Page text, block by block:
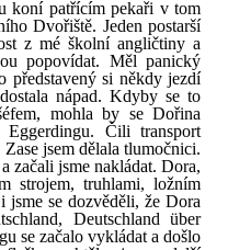
koní patřícím pekaři v tom
Dvořiště. Jeden postarší
z mé školní angličtiny a
popovídat. Měl panický
představený si někdy jezdí
nápad. Kdyby se to
mohla by se Dořina
Čili transport
jsem dělala tlumočnici.
začali jsme nakládat. Dora,
strojem, truhlami, ložním
se dozvěděli, že Dora
Deutschland über
se začalo vykládat a došlo